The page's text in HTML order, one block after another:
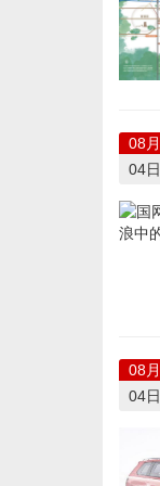
08月
04日
08月
04日